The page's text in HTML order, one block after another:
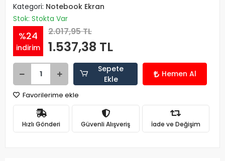
Kategori: Notebook Ekran
Stok: Stokta Var
%24
indirim
2.017,95 TL
1.537,38 TL
Sepete
Ekle
Hemen Al
Favorilerime ekle
Hızlı Gönderi Güvenli Alışveriş İade ve Değişim